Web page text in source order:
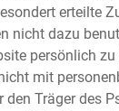
erteilte
nicht dazu
persönlich
mit
den Träger des